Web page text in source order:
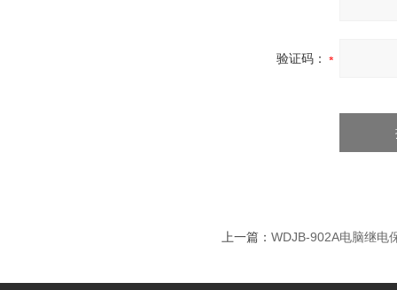
验证码：
上一篇： WDJB-902A电脑继电